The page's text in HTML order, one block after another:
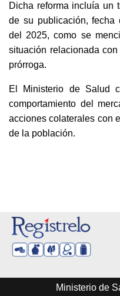
Dicha reforma incluía un
de su publicación, fecha
del 2025, como se
situación relacionada
prórroga.
El Ministerio de Salud
comportamiento del
acciones colaterales con
de la población.
Ministerio de